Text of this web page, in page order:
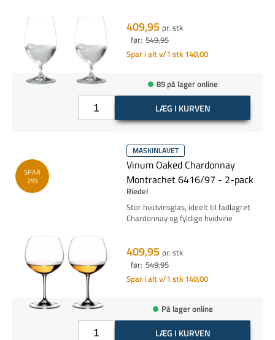
409,95 pr. stk
før: 549,95
Spar i alt v/1 stk 140,00
89 på lager online
LÆG I KURVEN
SPAR
25%
MASKINLAVET
Vinum Oaked Chardonnay
Montrachet 6416/97 - 2-pack
Riedel
Stor hvidvinsglas, ideelt til fadlagret
Chardonnay og fyldige hvidvine
409,95 pr. stk
før: 549,95
Spar i alt v/1 stk 140,00
På lager online
LÆG I KURVEN